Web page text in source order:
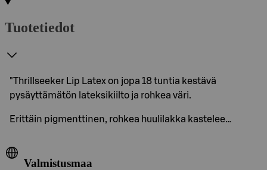
Tuotetiedot
"Thrillseeker Lip Latex on jopa 18 tuntia kestävä
pysäyttämätön lateksikiilto ja rohkea väri.
Erittäin pigmenttinen, rohkea huulilakka kastelee…
Valmistusmaa